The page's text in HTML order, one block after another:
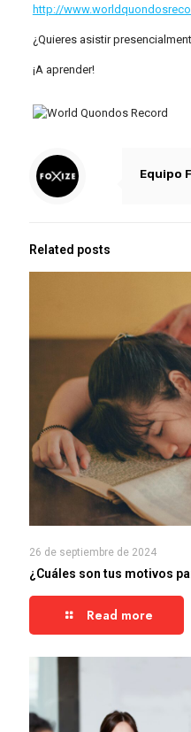
http://
¿Quieres asistir
¡A aprender!
Equipo
Related posts
26 de septiembre de 2024
¿Cuáles son tus motivos
Read more